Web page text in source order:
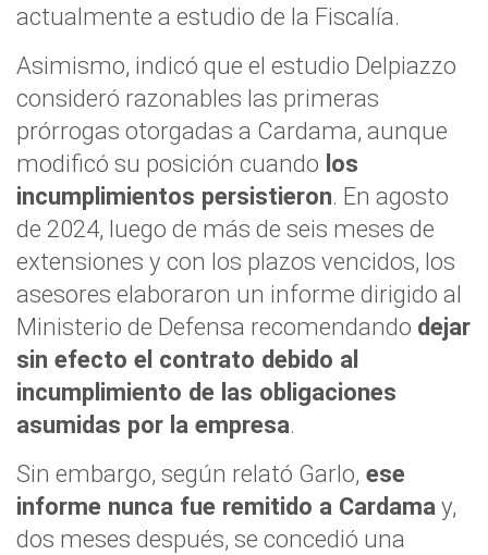
actualmente a estudio de la Fiscalía.
Asimismo, indicó que el estudio Delpiazzo
consideró razonables las primeras
prórrogas otorgadas a Cardama, aunque
modificó su posición cuando los
incumplimientos persistieron. En agosto
de 2024, luego de más de seis meses de
extensiones y con los plazos vencidos, los
asesores elaboraron un informe dirigido al
Ministerio de Defensa recomendando dejar
sin efecto el contrato debido al
incumplimiento de las obligaciones
asumidas por la empresa.
Sin embargo, según relató Garlo, ese
informe nunca fue remitido a Cardama y,
dos meses después, se concedió una